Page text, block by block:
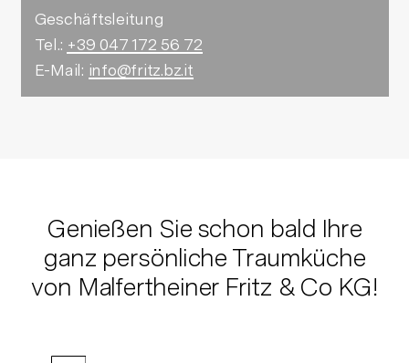
Geschäftsleitung
Tel.: +39 047 172 56 72
E-Mail: info@fritz.bz.it
Genießen Sie schon bald Ihre
ganz persönliche Traumküche
von Malfertheiner Fritz & Co KG!